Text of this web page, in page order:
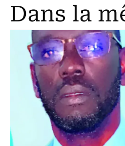
Dans la